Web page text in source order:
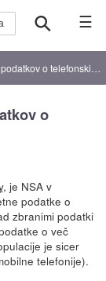
☰
klicih Američanov
o
, je NSA v
podatke o
zbranimi podatki
o več
je sicer
telefonije).